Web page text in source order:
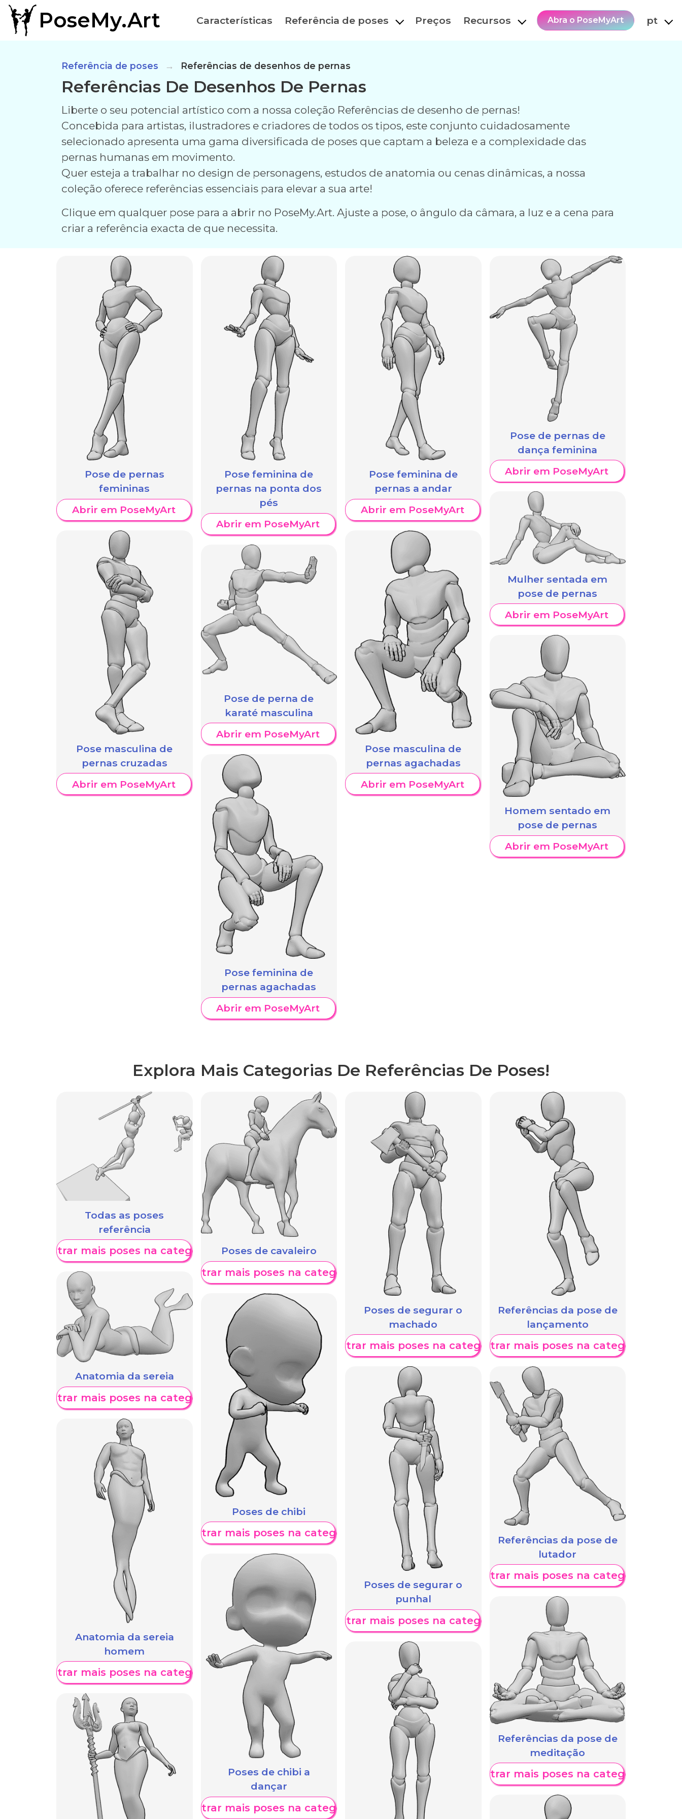
PoseMy.Art Características Referência de poses Preços Recursos Abra o PoseMyArt pt
Referência de poses Referências de desenhos de pernas
Referências De Desenhos De Pernas
Liberte o seu potencial artístico com a nossa coleção Referências de desenho de pernas!
Concebida para artistas, ilustradores e criadores de todos os tipos, este conjunto cuidadosamente
selecionado apresenta uma gama diversificada de poses que captam a beleza e a complexidade das
pernas humanas em movimento.
Quer esteja a trabalhar no design de personagens, estudos de anatomia ou cenas dinâmicas, a nossa
coleção oferece referências essenciais para elevar a sua arte!
Clique em qualquer pose para a abrir no PoseMy.Art. Ajuste a pose, o ângulo da câmara, a luz e a cena para
criar a referência exacta de que necessita.
Pose de pernas
femininas
Abrir em PoseMyArt
Pose masculina de
pernas cruzadas
Abrir em PoseMyArt
Pose feminina de
pernas na ponta dos
pés
Abrir em PoseMyArt
Pose de perna de
karaté masculina
Abrir em PoseMyArt
Pose feminina de
pernas agachadas
Abrir em PoseMyArt
Pose feminina de
pernas a andar
Abrir em PoseMyArt
Pose masculina de
pernas agachadas
Abrir em PoseMyArt
Pose de pernas de
dança feminina
Abrir em PoseMyArt
Mulher sentada em
pose de pernas
Abrir em PoseMyArt
Homem sentado em
pose de pernas
Abrir em PoseMyArt
Explora Mais Categorias De Referências De Poses!
Todas as poses
referência
Mostrar mais poses na categoria
Anatomia da sereia
Mostrar mais poses na categoria
Anatomia da sereia
homem
Mostrar mais poses na categoria
Poses de cavaleiro
Mostrar mais poses na categoria
Poses de chibi
Mostrar mais poses na categoria
Poses de chibi a
dançar
Mostrar mais poses na categoria
Poses de segurar o
machado
Mostrar mais poses na categoria
Poses de segurar o
punhal
Mostrar mais poses na categoria
Referências da pose de
lançamento
Mostrar mais poses na categoria
Referências da pose de
lutador
Mostrar mais poses na categoria
Referências da pose de
meditação
Mostrar mais poses na categoria